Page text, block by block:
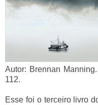
Autor: Brennan
112.
Esse foi o terceiro livro